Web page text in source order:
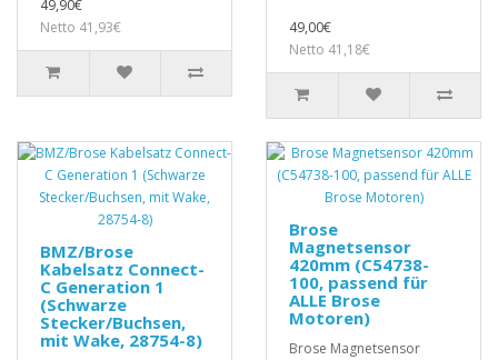
49,90€
Netto 41,93€
49,00€
Netto 41,18€
BMZ/Brose
Kabelsatz Connect-
C Generation 1
(Schwarze
Stecker/Buchsen,
mit Wake, 28754-8)
Brose
Magnetsensor
420mm (C54738-
100, passend für
ALLE Brose
Motoren)
Brose Magnetsensor